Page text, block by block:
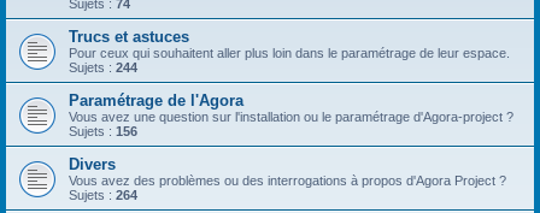
c
Sujets : 74
Trucs et astuces
Pour ceux qui souhaitent aller plus loin dans le paramétrage de leur espace.
Sujets : 244
Paramétrage de l'Agora
Vous avez une question sur l'installation ou le paramétrage d'Agora-project ?
Sujets : 156
Divers
Vous avez des problèmes ou des interrogations à propos d'Agora Project ?
Sujets : 264